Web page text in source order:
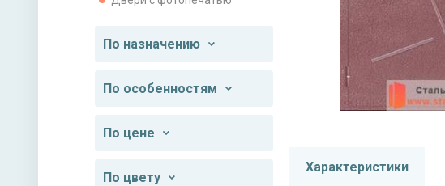
По назначению
По особенностям
По цене
По цвету
Характеристики